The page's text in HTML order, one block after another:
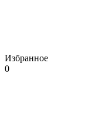
Избранное
0